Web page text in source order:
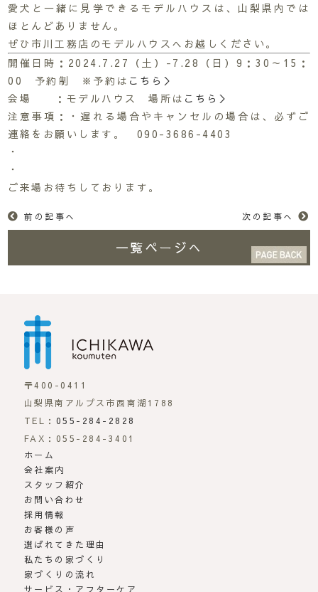
愛犬と一緒に見学できるモデルハウスは、山梨県内では
ほとんどありません。
ぜひ市川工務店のモデルハウスへお越しください。
開催日時：2024.7.27（土）-7.28（日）9：30～15：
00 予約制 ※予約は こちら＞
会場 ：モデルハウス 場所は こちら＞
注意事項：・遅れる場合やキャンセルの場合は、必ずご
連絡をお願いします。 090-3686-4403
・
・
ご来場お待ちしております。
前の記事へ 次の記事へ
一覧ページへ
〒400-0411
山梨県南アルプス市西南湖1788
TEL： 055-284-2828
FAX：055-284-3401
ホーム
会社案内
スタッフ紹介
お問い合わせ
採用情報
お客様の声
選ばれてきた理由
私たちの家づくり
家づくりの流れ
サービス・アフターケア